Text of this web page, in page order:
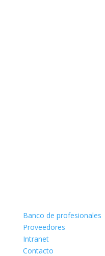
Banco de profesionales
Proveedores
Intranet
Contacto